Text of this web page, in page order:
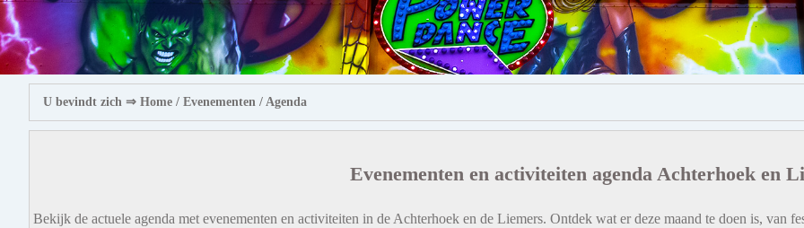
U bevindt zich ⇒ Home / Evenementen / Agenda
Evenementen en activiteiten agenda Achterhoek en
Bekijk de actuele agenda met evenementen en activiteiten in de Achterhoek en de Liemers. Ontdek wat er deze maand te doen is, van